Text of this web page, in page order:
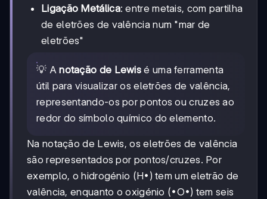
Ligação Metálica: entre metais, com partilha
de eletrões de valência num "mar de
eletrões"
💡 Anotação de Lewis é uma ferramenta
útil para visualizar os eletrões de valência,
representando-os por pontos ou cruzes ao
redor do símbolo químico do elemento.
Na notação de Lewis, os eletrões de valência
são representados por pontos/cruzes. Por
exemplo, o hidrogénio (H•) tem um eletrão de
valência, enquanto o oxigénio (•O•) tem seis